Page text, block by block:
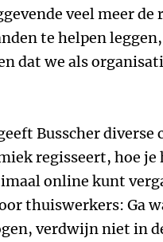
veel meer
te helpen
dat we als
Busscher diverse
regisseert, hoe
online kunt
thuiswerkers: Ga
verdwijn niet in